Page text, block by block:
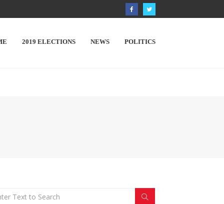
2019 ELECTIONS NEWS POLITICS